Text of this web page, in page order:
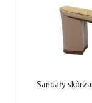
Sandały